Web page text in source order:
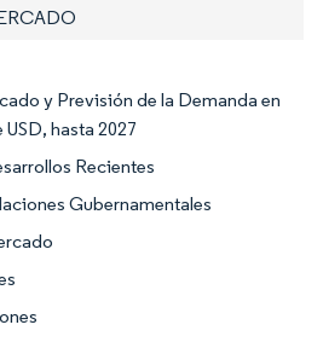
y Previsión de la Demanda en
hasta 2027
Recientes
Gubernamentales